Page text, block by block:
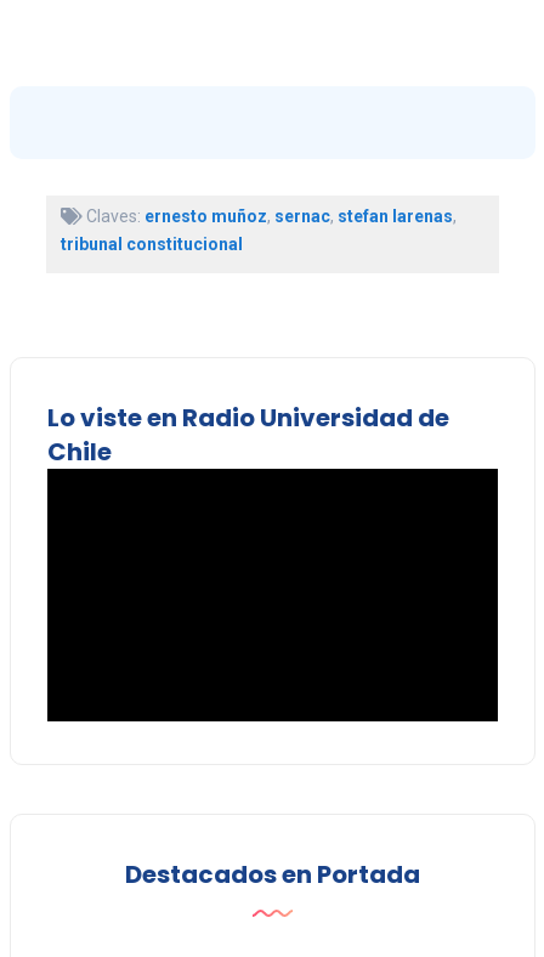
Claves: ernesto muñoz, sernac, stefan larenas,
tribunal constitucional
Lo viste en Radio Universidad de
Chile
Destacados en Portada